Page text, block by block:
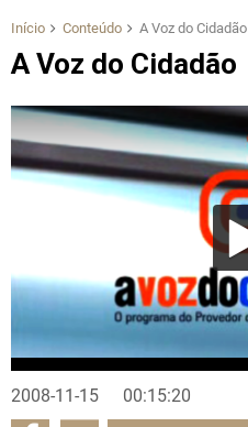
Início Conteúdo A Voz do Cidadão
A Voz do Cidadão
2008-11-15 00:15:20